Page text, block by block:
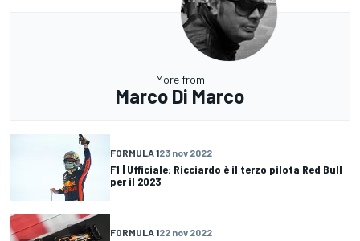
More from
Marco Di Marco
FORMULA 123 nov 2022
F1 | Ufficiale: Ricciardo è il terzo pilota Red Bull
per il 2023
FORMULA 122 nov 2022